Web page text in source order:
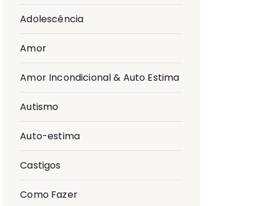
Adolescência
Amor
Amor Incondicional & Auto Estima
Autismo
Auto-estima
Castigos
Como Fazer